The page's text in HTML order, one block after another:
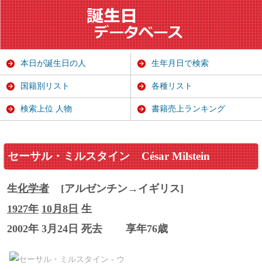
セーサル・ミルスタイン César Milstein
生化学者
[アルゼンチン→イギリス]
1927年 10月8日 生
2002年 3月24日 死去
享年76歳
本日が誕生日の人 生年月日で検索
国籍別リスト 各種リスト
検索上位 人物 書籍売上ランキング